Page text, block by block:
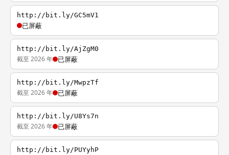
http://bit.ly/GC5mV1
已屏蔽
http://bit.ly/AjZgM0
截至 2026 年 已屏蔽
http://bit.ly/MwpzTf
截至 2026 年 已屏蔽
http://bit.ly/U8Ys7n
截至 2026 年 已屏蔽
http://bit.ly/PUYyhP